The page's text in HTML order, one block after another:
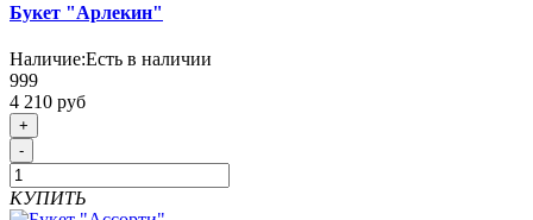
Букет "Арлекин"
Наличие:Есть в наличии
999
4 210 руб
+
-
КУПИТЬ